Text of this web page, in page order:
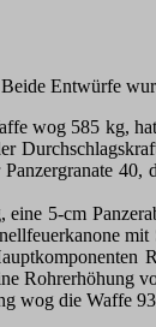
Entwürfe
wog 585 kg,
5-cm
Rohrerhöhung
wog die Waffe